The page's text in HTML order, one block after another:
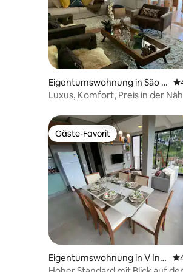
Eigentumswohnung in São P
aulo
Luxus, Komfort, Preis in der
Gäste-Favorit
Gäste-Favorit
Eigentumswohnung in V Ingl
esa, Campos do Jordão